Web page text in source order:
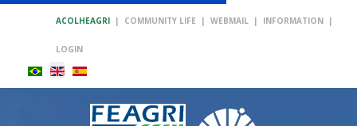
ACOLHEAGRI | COMMUNITY LIFE | WEBMAIL | INFORMATION |
LOGIN